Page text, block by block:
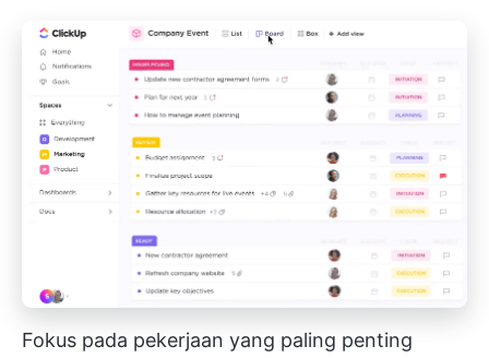
Fokus pada pekerjaan yang paling penting